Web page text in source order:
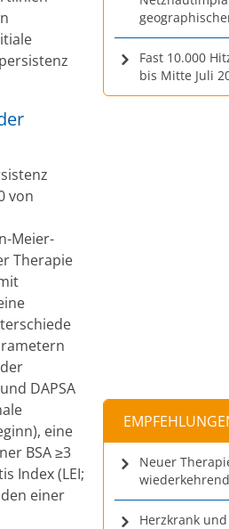
von
Meier-
Therapie
DAPSA
eine
BSA ≥3
Index (LEI;
einer
Fast 10.000
bis Mitte Juli
Neuer
Herzkrank